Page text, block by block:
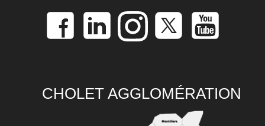
CHOLET AGGLOMÉRATION